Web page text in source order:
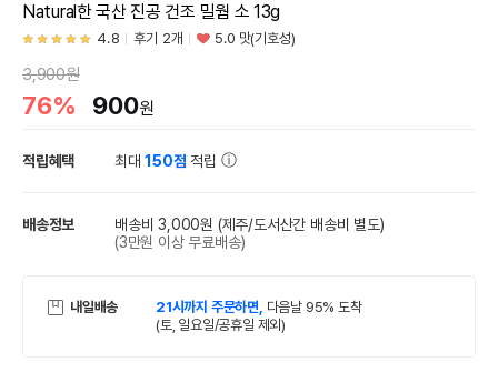
Natural한 국산 진공 건조 밀웜 소 13g
4.8 후기 2개 5.0 맛(기호성)
3,900원
76% 900원
적립혜택 최대150점 적립
배송정보 배송비 3,000원 (제주/도서산간 배송비 별도)
(3만원 이상 무료배송)
내일배송 21시까지 주문하면, 다음날 95% 도착
(토, 일요일/공휴일 제외)